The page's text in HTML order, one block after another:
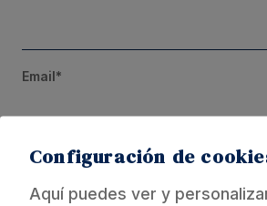
Email*
Teléfono
Configuración de
Aquí puedes ver y